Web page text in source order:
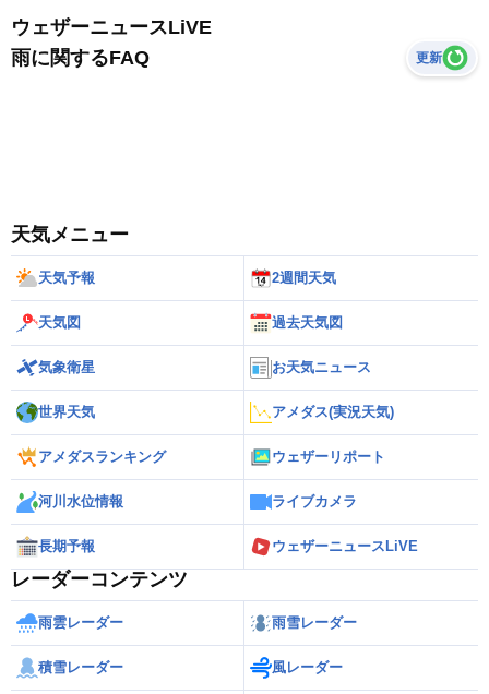
ウェザーニュースLiVE
雨に関するFAQ
更新
天気メニュー
天気予報 2週間天気
天気図 過去天気図
気象衛星 お天気ニュース
世界天気 アメダス(実況天気)
アメダスランキング ウェザーリポート
河川水位情報 ライブカメラ
長期予報 ウェザーニュースLiVE
レーダーコンテンツ
雨雲レーダー 雨雪レーダー
積雪レーダー 風レーダー